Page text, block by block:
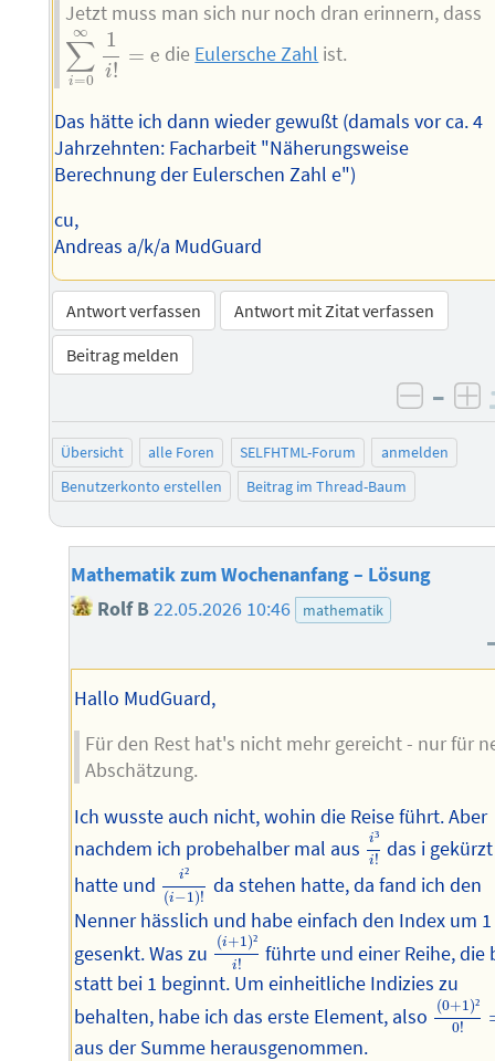
Jetzt muss man sich nur noch dran erinnern, dass
∞
∑
i=0
1
i!
= e
∑i=0∞1i!=e
die Eulersche Zahl ist.
Das hätte ich dann wieder gewußt (damals vor ca. 4
Jahrzehnten: Facharbeit "Näherungsweise
Berechnung der Eulerschen Zahl e")
cu,
Andreas a/k/a MudGuard
Antwort verfassen
Antwort mit Zitat verfassen
Beitrag melden
–
Übersicht alle Foren SELFHTML-Forum
anmelden
Benutzerkonto erstellen
Beitrag im Thread-Baum
Mathematik zum Wochenanfang – Lösung
Rolf B22.05.2026 10:46 mathematik
Hallo MudGuard,
Für den Rest hat's nicht mehr gereicht - nur für
Abschätzung.
Ich wusste auch nicht, wohin die Reise führt. Aber
nachdem ich probehalber mal aus
i³
i!
i³i!
das i gekürzt
hatte und
i²
(i−1)!
(i−
da stehen hatte, da fand ich den
Nenner hässlich und habe einfach den Index um 1
gesenkt. Was zu
(i+1)²
i!
(i+1)²i!
führte und einer Reihe, die
statt bei 1 beginnt. Um einheitliche Indizies zu
behalten, habe ich das erste Element, also
(0+1)²
0!
(0+ 1)²
aus der Summe herausgenommen.